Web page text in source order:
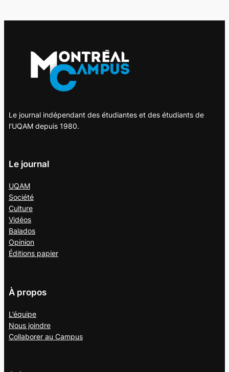
Le journal indépendant des étudiantes et des étudiants de
l'UQAM depuis 1980.
Le journal
UQAM
Société
Culture
Vidéos
Balados
Opinion
Éditions papier
À propos
L’équipe
Nous joindre
Collaborer au Campus